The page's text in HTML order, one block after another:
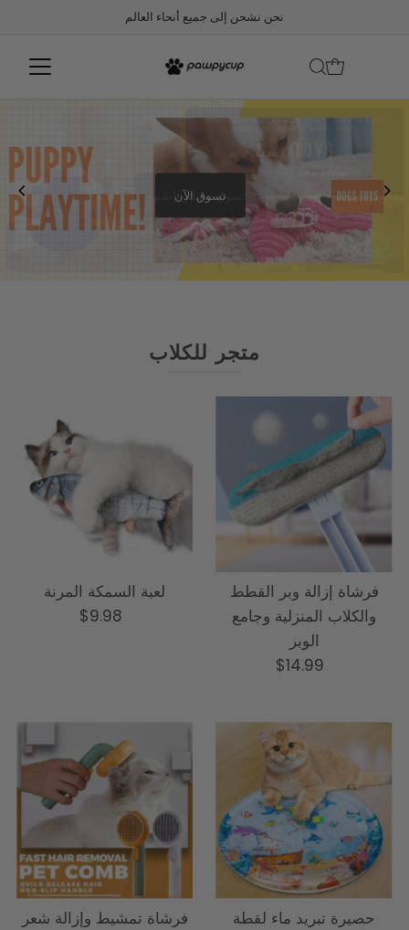
نحن نشحن إلى جميع أنحاء العالم
تسوق حصائر الشم
تسوق الآن
متجر للكلاب
لعبة السمكة المرنة
السعر
$9.98
فرشاة إزالة وبر القطط
والكلاب المنزلية وجامع
الوبر
السعر
$14.99
فرشاة تمشيط وإزالة شعر
حصيرة تبريد ماء لقطة